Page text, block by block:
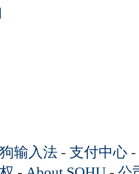
输入法 - 支付中心 -